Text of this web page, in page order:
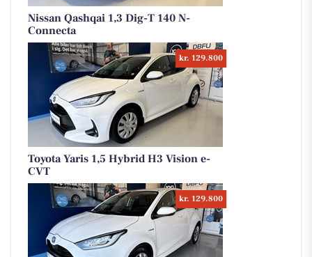
Nissan Qashqai 1,3 Dig-T 140 N-
Connecta
kr. 129.800
Toyota Yaris 1,5 Hybrid H3 Vision e-
CVT
kr. 129.800